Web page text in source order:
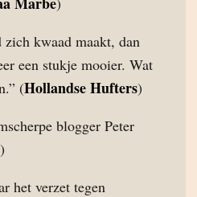
zich kwaad maakt, dan
een stukje mooier. Wat
(Hollandse Hufters)
blogger Peter
)
het verzet tegen